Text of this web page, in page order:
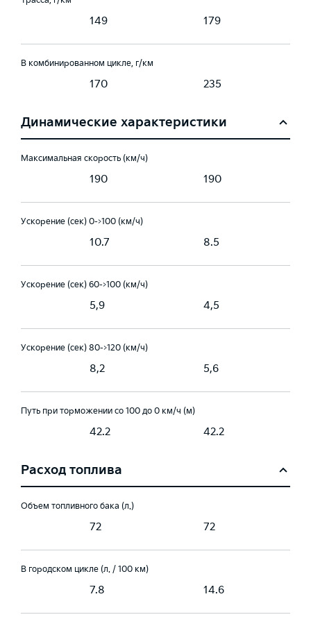
149 179
В комбинированном цикле, г/км
170 235
Динамические характеристики
Максимальная скорость (км/ч)
190 190
Ускорение (сек) 0->100 (км/ч)
10.7 8.5
Ускорение (сек) 60->100 (км/ч)
5,9 4,5
Ускорение (сек) 80->120 (км/ч)
8,2 5,6
Путь при торможении со 100 до 0 км/ч (м)
42.2 42.2
Расход топлива
Объем топливного бака (л.)
72 72
В городском цикле (л. / 100 км)
7.8 14.6